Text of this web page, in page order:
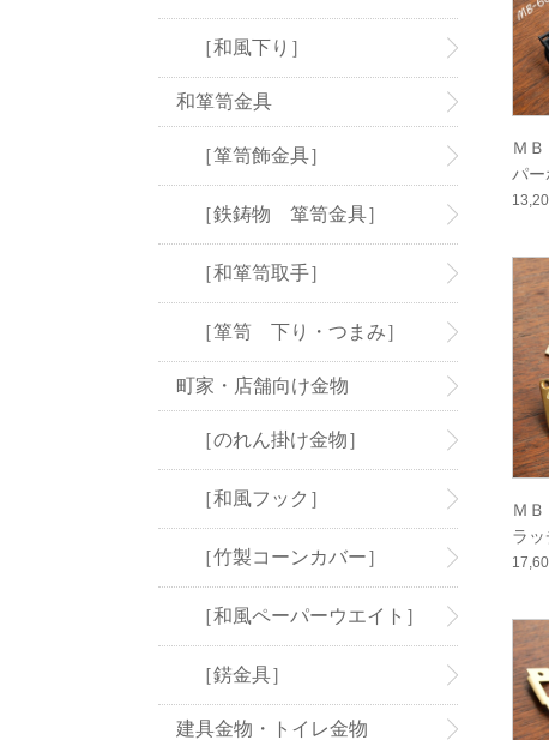
Ｍ
パ
604/
Ｍ
ラ
［和風下り］
和箪笥金具
［箪笥飾金具］
［鉄鋳物 箪笥金具］
［和箪笥取手］
［箪笥 下り・つまみ］
町家・店舗向け金物
［のれん掛け金物］
［和風フック］
［竹製コーンカバー］
［和風ペーパーウエイト］
［錺金具］
建具金物・トイレ金物